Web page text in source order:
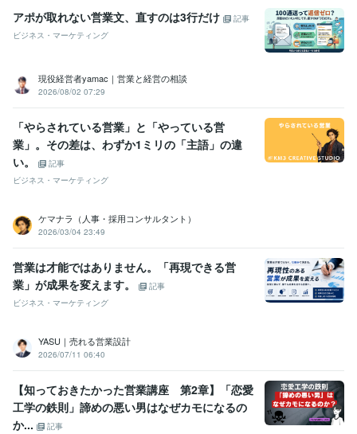
アポが取れない営業文、直すのは3行だけ
記事
ビジネス・マーケティング
現役経営者yamac｜営業と経営の相談
2026/08/02 07:29
「やらされている営業」と「やっている営
業」。その差は、わずか1ミリの「主語」の違
い。
記事
ビジネス・マーケティング
ケマナラ（人事・採用コンサルタント）
2026/03/04 23:49
営業は才能ではありません。「再現できる営
業」が成果を変えます。
記事
ビジネス・マーケティング
YASU｜売れる営業設計
2026/07/11 06:40
【知っておきたかった営業講座 第2章】「恋愛
工学の鉄則」諦めの悪い男はなぜカモになるの
か...
記事